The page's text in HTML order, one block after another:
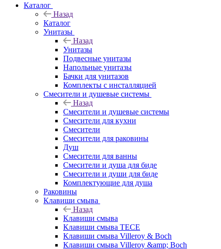
Каталог
Назад
Каталог
Унитазы
Назад
Унитазы
Подвесные унитазы
Напольные унитазы
Бачки для унитазов
Комплекты с инсталляцией
Смесители и душевые системы
Назад
Смесители и душевые системы
Смесители для кухни
Смесители
Смесители для раковины
Душ
Смесители для ванны
Смесители и душа для биде
Смесители и души для биде
Комплектующие для душа
Раковины
Клавиши смыва
Назад
Клавиши смыва
Клавиши смыва TECE
Клавиши смыва Villeroy & Boch
Клавиши смыва Villeroy &amp; Boch